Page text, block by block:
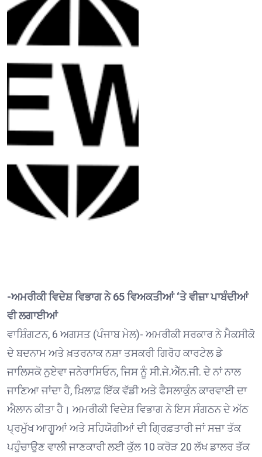
-ਅਮਰੀਕੀ ਵਿਦੇਸ਼ ਵਿਭਾਗ ਨੇ 65 ਵਿਅਕਤੀਆਂ ‘ਤੇ ਵੀਜ਼ਾ ਪਾਬੰਦੀਆਂ
ਵੀ ਲਗਾਈਆਂ
ਵਾਸ਼ਿੰਗਟਨ, 6 ਅਗਸਤ (ਪੰਜਾਬ ਮੇਲ)- ਅਮਰੀਕੀ ਸਰਕਾਰ ਨੇ ਮੈਕਸੀਕੋ
ਦੇ ਬਦਨਾਮ ਅਤੇ ਖ਼ਤਰਨਾਕ ਨਸ਼ਾ ਤਸਕਰੀ ਗਿਰੋਹ ਕਾਰਟੇਲ ਡੇ
ਜਾਲਿਸਕੋ ਨੁਏਵਾ ਜਨੇਰਾਸਿਓਨ, ਜਿਸ ਨੂੰ ਸੀ.ਜੇ.ਐੱਨ.ਜੀ. ਦੇ ਨਾਂ ਨਾਲ
ਜਾਣਿਆ ਜਾਂਦਾ ਹੈ, ਖ਼ਿਲਾਫ਼ ਇੱਕ ਵੱਡੀ ਅਤੇ ਫੈਸਲਾਕੁੰਨ ਕਾਰਵਾਈ ਦਾ
ਐਲਾਨ ਕੀਤਾ ਹੈ। ਅਮਰੀਕੀ ਵਿਦੇਸ਼ ਵਿਭਾਗ ਨੇ ਇਸ ਸੰਗਠਨ ਦੇ ਅੱਠ
ਪ੍ਰਮੁੱਖ ਆਗੂਆਂ ਅਤੇ ਸਹਿਯੋਗੀਆਂ ਦੀ ਗ੍ਰਿਫ਼ਤਾਰੀ ਜਾਂ ਸਜ਼ਾ ਤੱਕ
ਪਹੁੰਚਾਉਣ ਵਾਲੀ ਜਾਣਕਾਰੀ ਲਈ ਕੁੱਲ 10 ਕਰੋੜ 20 ਲੱਖ ਡਾਲਰ ਤੱਕ